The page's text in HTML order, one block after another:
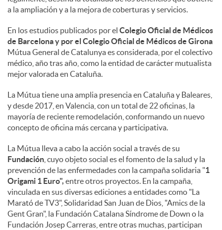
a la ampliación y a la mejora de coberturas y servicios.
En los estudios publicados por el Colegio Oficial de Médicos
de Barcelona y por el Colegio Oficial de Médicos de Girona
Mútua General de Catalunya es considerada, por el colectivo
médico, año tras año, como la entidad de carácter mutualista
mejor valorada en Cataluña.
La Mútua tiene una amplia presencia en Cataluña y Baleares,
y desde 2017, en Valencia, con un total de 22 oficinas, la
mayoría de reciente remodelación, conformando un nuevo
concepto de oficina más cercana y participativa.
La Mútua lleva a cabo la acción social a través de su
Fundación , cuyo objeto social es el fomento de la salud y la
prevención de las enfermedades con la campaña solidaria "1
Origami 1 Euro", entre otros proyectos. En la campaña,
vinculada en sus diversas ediciones a entidades como "La
Marató de TV3", Solidaridad San Juan de Dios, "Amics de la
Gent Gran", la Fundación Catalana Síndrome de Down o la
Fundación Josep Carreras, entre otras muchas, participan